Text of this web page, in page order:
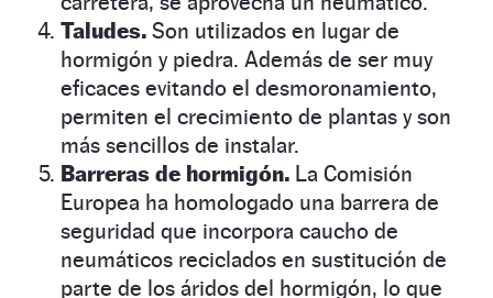
Taludes. Son utilizados en lugar de
hormigón y piedra. Además de ser muy
eficaces evitando el desmoronamiento,
permiten el crecimiento de plantas y son
más sencillos de instalar.
Barreras de hormigón. La Comisión
Europea ha homologado una barrera de
seguridad que incorpora caucho de
neumáticos reciclados en sustitución de
parte de los áridos del hormigón, lo que